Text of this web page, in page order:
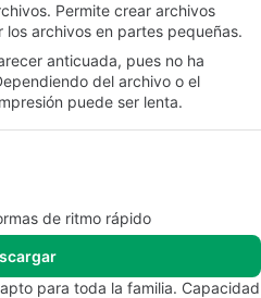
Permite crear archivos
archivos en partes pequeñas.
anticuada, pues no ha
del archivo o el
puede ser lenta.
de ritmo rápido
para toda la familia. Capacidad